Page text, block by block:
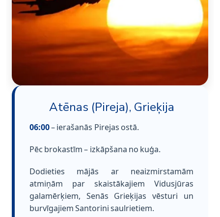
Atēnas (Pireja), Grieķija
06:00– ierašanās Pirejas ostā.
Pēc brokastīm – izkāpšana no kuģa.
Dodieties mājās ar neaizmirstamām
atmiņām par skaistākajiem Vidusjūras
galamērķiem, Senās Grieķijas vēsturi un
burvīgajiem Santorini saulrietiem.